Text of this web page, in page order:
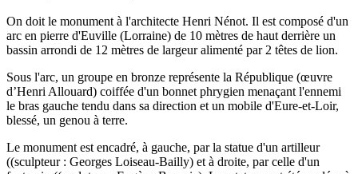
On doit le monument à l'architecte Henri Nénot. Il est composé d'un
arc en pierre d'Euville (Lorraine) de 10 mètres de haut derrière un
bassin arrondi de 12 mètres de largeur alimenté par 2 têtes de lion.
Sous l'arc, un groupe en bronze représente la République (œuvre
d’Henri Allouard) coiffée d'un bonnet phrygien menaçant l'ennemi
le bras gauche tendu dans sa direction et un mobile d'Eure-et-Loir,
blessé, un genou à terre.
Le monument est encadré, à gauche, par la statue d'un artilleur
((sculpteur : Georges Loiseau-Bailly) et à droite, par celle d'un